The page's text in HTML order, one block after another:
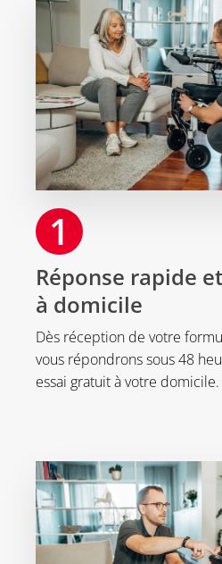
1
Réponse rapide
à domicile
Dès réception de votre
vous répondrons sous 48
essai gratuit à votre domicile.